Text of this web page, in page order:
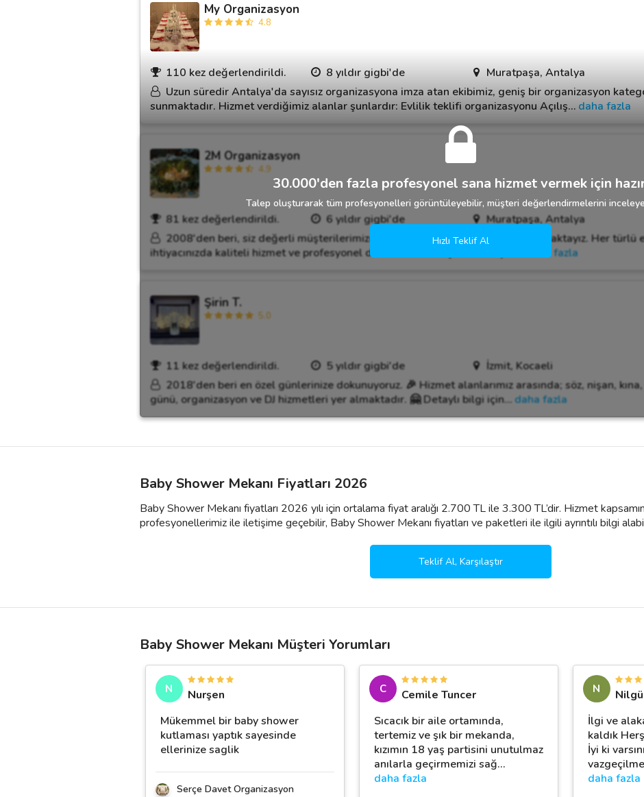
My Organizasyon
4.8
110 kez değerlendirildi. 8 yıldır gigbi'de
Muratpaşa, Antalya
Uzun süredir Antalya'da sayısız organizasyona imza atan ekibimiz, geniş bir organizasyon
sunmaktadır. Hizmet verdiğimiz alanlar şunlardır: Evlilik teklifi organizasyonu Açılış… daha fazla
2M Organizasyon
4.9
81 kez değerlendirildi. 6 yıldır gigbi'de
Muratpaşa, Antalya
2008'den beri, siz değerli müşterilerimize en iyi hizmeti sağlamak için çalışmaktayız. Her türlü
ihtiyacınızda kaliteli hizmet ve profesyonel destek sunmak için buradayız.
daha fazla
Şirin T.
5.0
11 kez değerlendirildi. 5 yıldır gigbi'de
İzmit, Kocaeli
2018'den beri en özel günlerinize dokunuyoruz. 🎉 Hizmet alanlarımız arasında; söz, nişan,
günü, organizasyon ve DJ hizmetleri yer almaktadır. 🤗 Detaylı bilgi için… daha fazla
30.000'den fazla profesyonel sana hizmet vermek için
Talep oluşturarak tüm profesyonelleri görüntüleyebilir, müşteri değerlendirmelerini
Hızlı Teklif Al
Baby Shower Mekanı Fiyatları 2026
Baby Shower Mekanı fiyatları 2026 yılı için ortalama fiyat aralığı 2.700 TL ile 3.300 TL’dir. Hizmet
profesyonellerimiz ile iletişime geçebilir, Baby Shower Mekanı fiyatları ve paketleri ile ilgili ayrıntılı bilgi
Teklif Al, Karşılaştır
Baby Shower Mekanı Müşteri Yorumları
N
Nurşen
Mükemmel bir baby shower
kutlaması yaptık sayesinde
ellerinize saglik
Serçe Davet Organizasyon
C
Cemile Tuncer
Sıcacık bir aile ortamında,
tertemiz ve şık bir mekanda,
kızımın 18 yaş partisini unutulmaz
anılarla geçirmemizi sağ…
daha fazla
N
İlgi ve
kaldık
İyi ki
daha fazla